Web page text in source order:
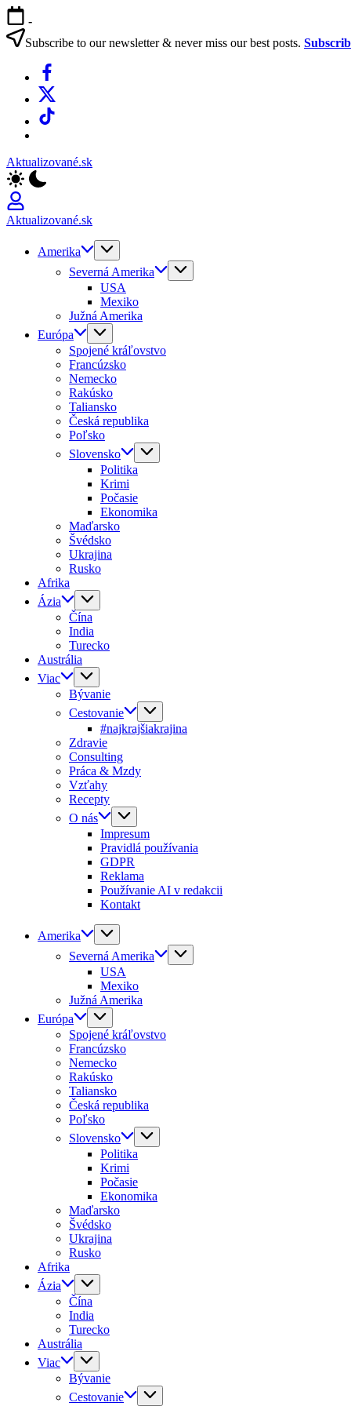
Skip
to
content
-
Subscribe to our newsletter & never miss our best posts.
Facebook
X
TikTok
Aktualizované.sk
Aktualizované.sk
Amerika
Severná Amerika
USA
Mexiko
Južná Amerika
Európa
Spojené kráľovstvo
Francúzsko
Nemecko
Rakúsko
Taliansko
Česká republika
Poľsko
Slovensko
Politika
Krimi
Počasie
Ekonomika
Maďarsko
Švédsko
Ukrajina
Rusko
Afrika
Ázia
Čína
India
Turecko
Austrália
Viac
Bývanie
Cestovanie
#najkrajšiakrajina
Zdravie
Consulting
Práca & Mzdy
Vzťahy
Recepty
O nás
Impresum
Pravidlá používania
GDPR
Reklama
Používanie AI v redakcii
Kontakt
Amerika
Severná Amerika
USA
Mexiko
Južná Amerika
Európa
Spojené kráľovstvo
Francúzsko
Nemecko
Rakúsko
Taliansko
Česká republika
Poľsko
Slovensko
Politika
Krimi
Počasie
Ekonomika
Maďarsko
Švédsko
Ukrajina
Rusko
Afrika
Ázia
Čína
India
Turecko
Austrália
Viac
Bývanie
Cestovanie